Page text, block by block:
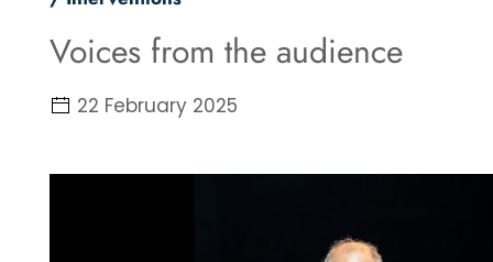
Voices from the audience
22 February 2025